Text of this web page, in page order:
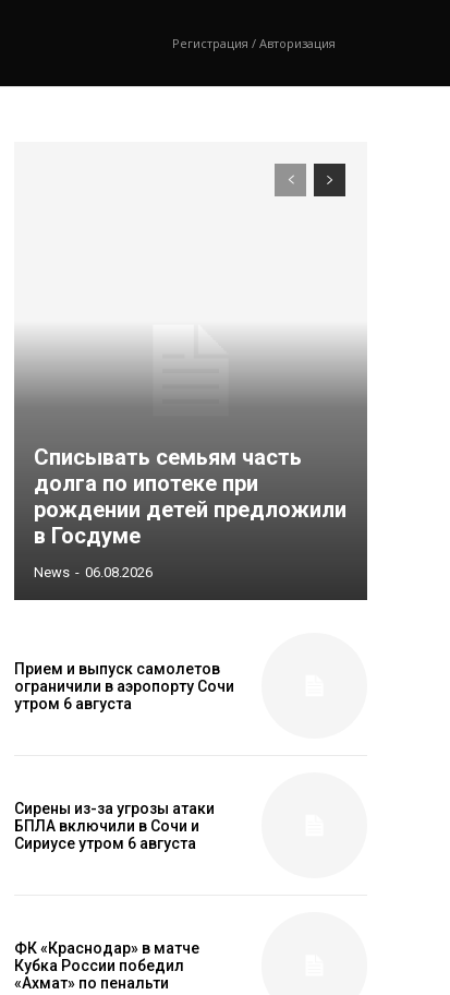
Регистрация / Авторизация
Списывать семьям часть
долга по ипотеке при
рождении детей предложили
в Госдуме
News - 06.08.2026
Прием и выпуск самолетов
ограничили в аэропорту Сочи
утром 6 августа
Сирены из-за угрозы атаки
БПЛА включили в Сочи и
Сириусе утром 6 августа
ФК «Краснодар» в матче
Кубка России победил
«Ахмат» по пенальти